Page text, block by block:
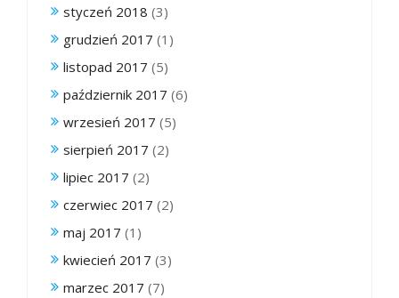
styczeń 2018 (3)
grudzień 2017 (1)
listopad 2017 (5)
październik 2017 (6)
wrzesień 2017 (5)
sierpień 2017 (2)
lipiec 2017 (2)
czerwiec 2017 (2)
maj 2017 (1)
kwiecień 2017 (3)
marzec 2017 (7)